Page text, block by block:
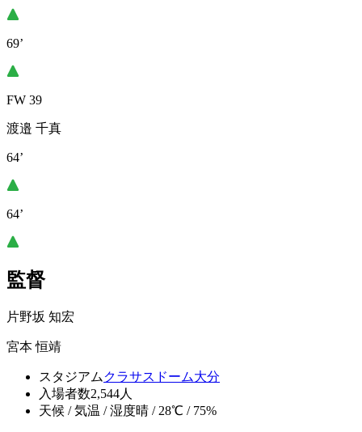
69’
FW 39
渡邉 千真
64’
64’
監督
片野坂 知宏
宮本 恒靖
スタジアム クラサスドーム大分
入場者数2,544人
天候 / 気温 / 湿度晴 / 28℃ / 75%